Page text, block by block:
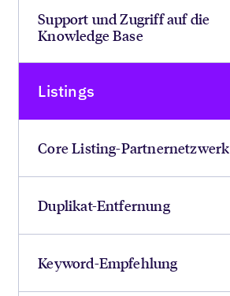
Support und Zugriff auf die
Knowledge Base
Listings
Core Listing-Partnernetzwerk
Duplikat-Entfernung
Keyword-Empfehlung